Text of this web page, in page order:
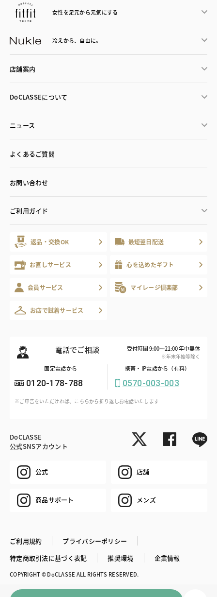
女性を足元から元気にする
冷えから、 自由に。
店舗案内
DoCLASSEについて
ニュース
よくあるご質問
お問い合わせ
ご利用ガイド
返品・交換OK 最短翌日配送
お直しサービス 心を込めたギフト
会員サービス マイレージ倶楽部
お店で試着サービス
電話でご相談 受付時間 9:00～21:00 年中無休
※年末年始等除く
固定電話から
0120-178-788
携帯・IP電話から（有料）
0570-003-003
※ご申告をいただければ、こちらから折り返しお電話いたします
DoCLASSE
公式SNSアカウント
公式 店舗
商品サポート メンズ
ご利用規約
プライバシーポリシー
特定商取引法に基づく表記
推奨環境 企業情報
COPYRIGHT © DoCLASSE ALL RIGHTS RESERVED.